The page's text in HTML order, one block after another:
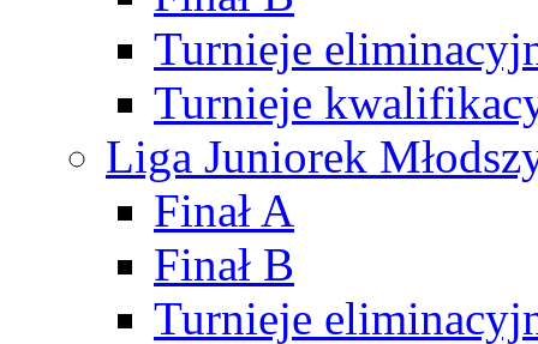
Turnieje
Turnieje
Liga Juniorek
Finał A
Finał B
Turnieje